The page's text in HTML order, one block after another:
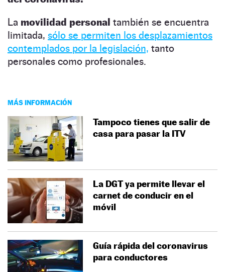
La movilidad personal también se encuentra
limitada, sólo se permiten los desplazamientos
contemplados por la legislación, tanto
personales como profesionales.
MÁS INFORMACIÓN
Tampoco tienes que salir de
casa para pasar la ITV
La DGT ya permite llevar el
carnet de conducir en el
móvil
Guía rápida del coronavirus
para conductores